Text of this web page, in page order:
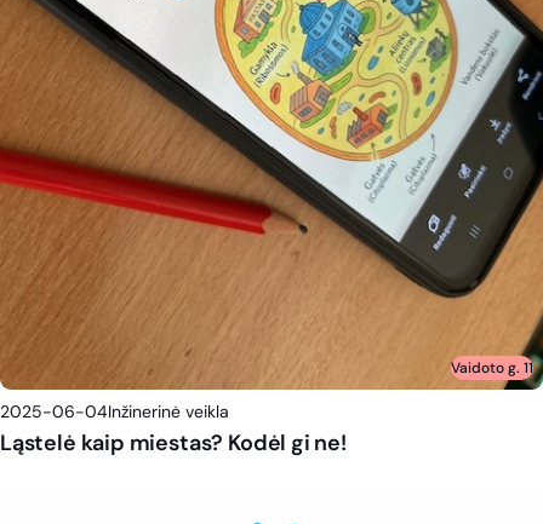
Vaidoto g. 11
2025-06-04Inžinerinė veikla
Ląstelė kaip miestas? Kodėl gi ne!